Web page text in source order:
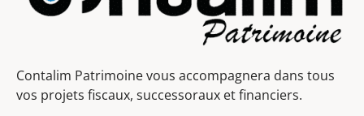
Contalim Patrimoine vous accompagnera dans tous
vos projets fiscaux, successoraux et financiers.